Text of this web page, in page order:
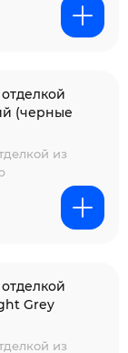
(черные
из
Grey
из